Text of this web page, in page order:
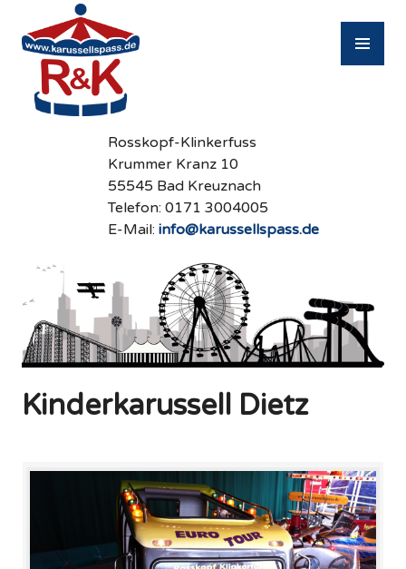
Inhalt
springen
Rosskopf-Klinkerfuss
Krummer Kranz 10
55545 Bad Kreuznach
Telefon: 0171 3004005
E-Mail: info@karussellspass.de
Kinderkarussell Dietz